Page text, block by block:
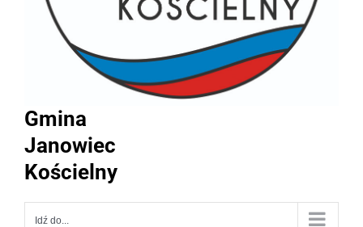
Gmina
Janowiec
Kościelny
Idź do...